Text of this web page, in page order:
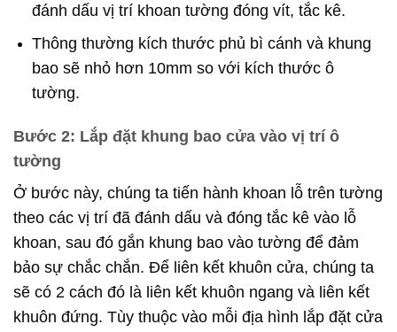
đánh dấu vị trí khoan tường đóng vít, tắc kê.
Thông thường kích thước phủ bì cánh và khung
bao sẽ nhỏ hơn 10mm so với kích thước ô
tường.
Bước 2: Lắp đặt khung bao cửa vào vị trí ô
tường
Ở bước này, chúng ta tiến hành khoan lỗ trên tường
theo các vị trí đã đánh dấu và đóng tắc kê vào lỗ
khoan, sau đó gắn khung bao vào tường để đảm
bảo sự chắc chắn. Để liên kết khuôn cửa, chúng ta
sẽ có 2 cách đó là liên kết khuôn ngang và liên kết
khuôn đứng. Tùy thuộc vào mỗi địa hình lắp đặt cửa